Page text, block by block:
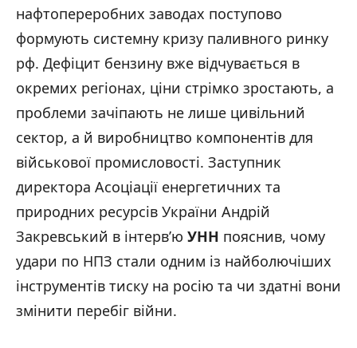
нафтопереробних заводах поступово
формують системну кризу паливного ринку
рф. Дефіцит бензину вже відчувається в
окремих регіонах, ціни стрімко зростають, а
проблеми зачіпають не лише цивільний
сектор, а й виробництво компонентів для
військової промисловості. Заступник
директора Асоціації енергетичних та
природних ресурсів України Андрій
Закревський в інтерв’ю УНН пояснив, чому
удари по НПЗ стали одним із найболючіших
інструментів тиску на росію та чи здатні вони
змінити перебіг війни.